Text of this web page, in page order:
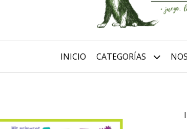
INICIO CATEGORÍAS